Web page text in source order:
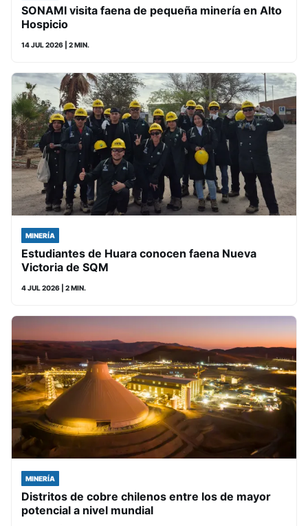
SONAMI visita faena de pequeña minería en Alto
Hospicio
14 JUL 2026 | 2 MIN.
MINERÍA
Estudiantes de Huara conocen faena Nueva
Victoria de SQM
4 JUL 2026 | 2 MIN.
MINERÍA
Distritos de cobre chilenos entre los de mayor
potencial a nivel mundial